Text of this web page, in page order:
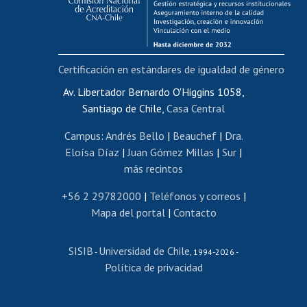
Funcionarias/os
Cursos internos de capacitación
Bienestar del personal
Portal de movilidad interna
Certificado de renta
Certificado de renta honorarios
Editar páginas blancas
Extranjeras/os
Revalidación y reconocimiento de títulos
Postulación al Programa de Movilidad Estudiantil
Cursos de español
Av. Libertador Bernardo O'Higgins 1058,
Santiago de Chile, Casa Central
Campus: Andrés Bello | Beauchef| Dra.
Eloísa Díaz |Juan Gómez Millas | Sur |
más recintos
+56 2 29782000 | Teléfonos y correos |
Mapa del portal| Contacto
SISIB - Universidad de Chile, 1994-2026 -
Política de privacidad
Certificación en estándares de igualdad de género